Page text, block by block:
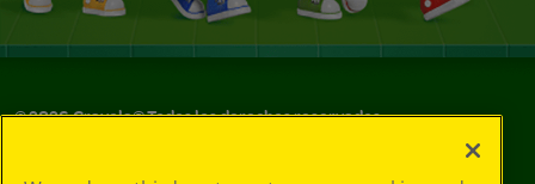
©2026Crayola® Todos los derechos reservados.